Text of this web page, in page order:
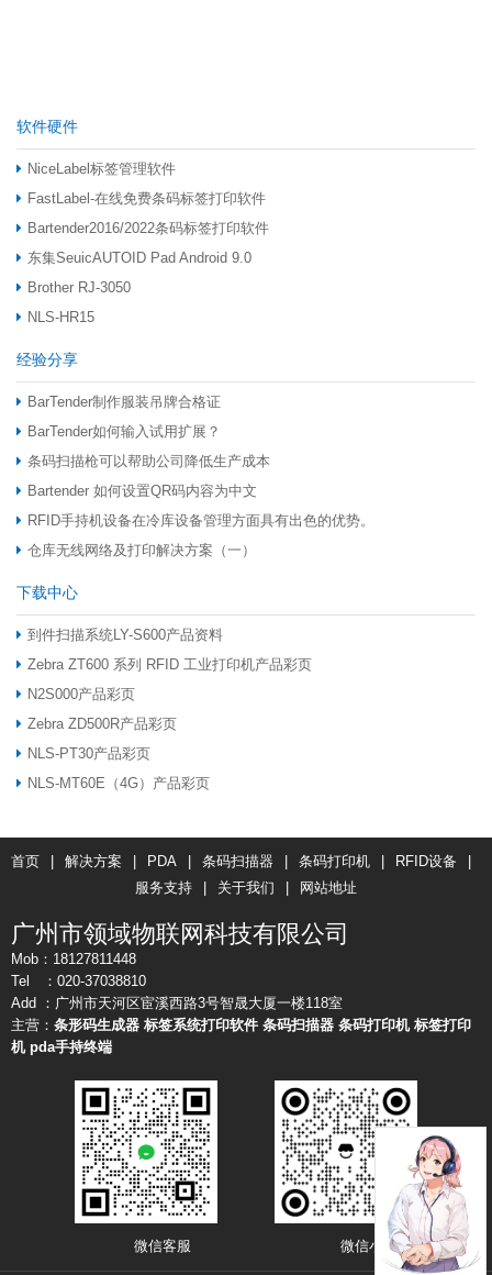
软件硬件
NiceLabel标签管理软件
FastLabel-在线免费条码标签打印软件
Bartender2016/2022条码标签打印软件
东集SeuicAUTOID Pad Android 9.0
Brother RJ-3050
NLS-HR15
经验分享
BarTender制作服装吊牌合格证
BarTender如何输入试用扩展？
条码扫描枪可以帮助公司降低生产成本
Bartender 如何设置QR码内容为中文
RFID手持机设备在冷库设备管理方面具有出色的优势。
仓库无线网络及打印解决方案（一）
下载中心
到件扫描系统LY-S600产品资料
Zebra ZT600 系列 RFID 工业打印机产品彩页
N2S000产品彩页
Zebra ZD500R产品彩页
NLS-PT30产品彩页
NLS-MT60E（4G）产品彩页
首页 解决方案 PDA 条码扫描器 条码打印机 RFID设备
服务支持
关于我们 网站地址
广州市领域物联网科技有限公司
Mob：18127811448
Tel ：020-37038810
Add ：广州市天河区宦溪西路3号智晟大厦一楼118室
主营： 条形码生成器 标签系统打印软件 条码扫描器 条码打印机 标签打印
机 pda手持终端
微信客服 微信小店